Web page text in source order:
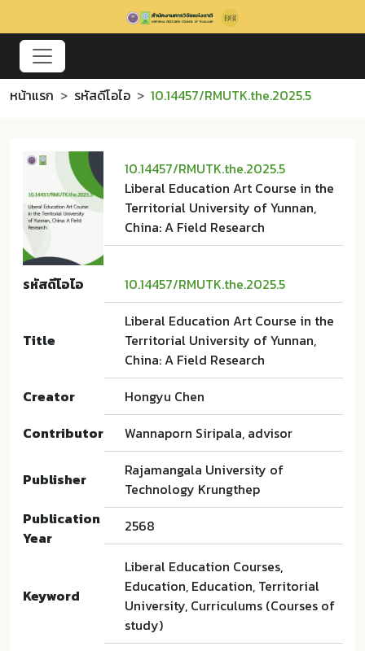
หน้าแรก รหัสดีโอไอ 10.14457/RMUTK.the.2025.5
10.14457/RMUTK.the.2025.5
Liberal Education Art Course in the
Territorial University of Yunnan,
China: A Field Research
รหัสดีโอไอ 10.14457/RMUTK.the.2025.5
Title
Liberal Education Art Course in the
Territorial University of Yunnan,
China: A Field Research
Creator
Hongyu Chen
Contributor
Wannaporn Siripala, advisor
Publisher
Rajamangala University of
Technology Krungthep
Publication
Year
2568
Keyword
Liberal Education Courses,
Education, Education, Territorial
University, Curriculums (Courses of
study)